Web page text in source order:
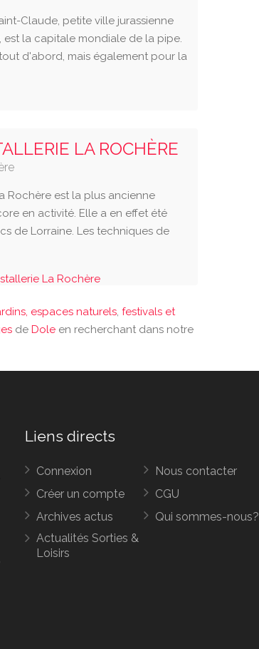
Claude, petite ville jurassienne
est la capitale mondiale de la pipe.
d'abord, mais également pour la
LA ROCHÈRE
Rochère est la plus ancienne
en activité. Elle a en effet été
de Lorraine. Les techniques de
La Rochère
espaces naturels, festivals et
de Dole en recherchant dans notre
Liens directs
Connexion
Créer un compte
Archives actus
Actualités Sorties &
Loisirs
Nous contacter
CGU
Qui sommes-nous?